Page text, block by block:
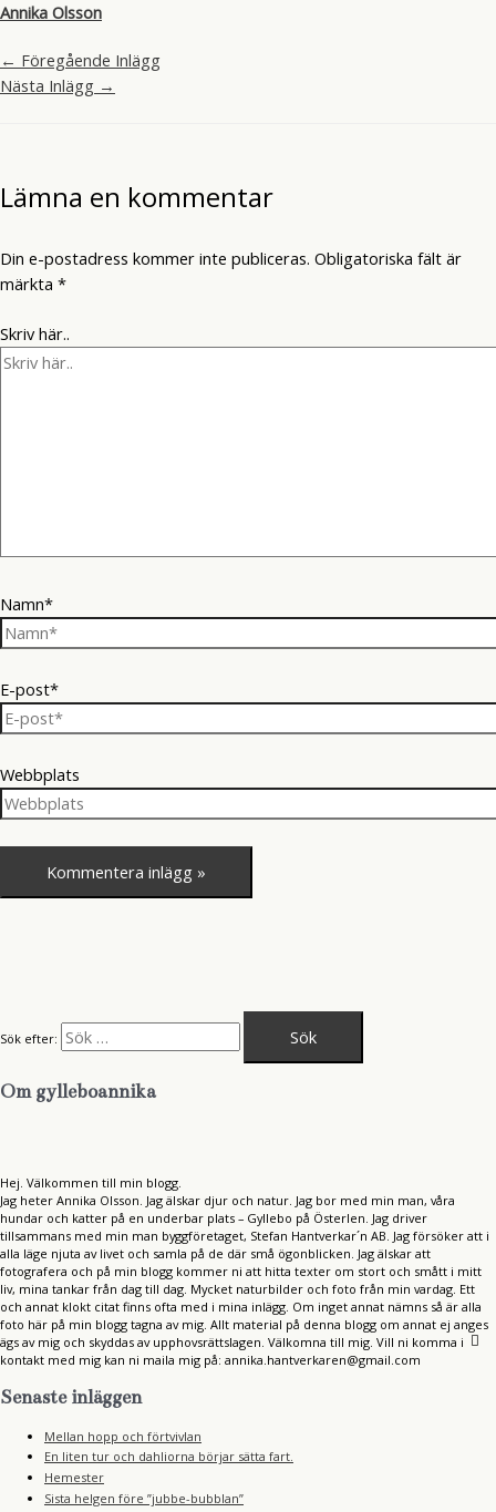
Annika Olsson
← Föregående Inlägg
Nästa Inlägg →
Lämna en kommentar
Din e-postadress kommer inte publiceras. Obligatoriska fält är
märkta *
Skriv här..
Namn*
E-post*
Webbplats
Sök efter:
Om gylleboannika
Hej. Välkommen till min blogg.
Jag heter Annika Olsson. Jag älskar djur och natur. Jag bor med min man, våra
hundar och katter på en underbar plats – Gyllebo på Österlen. Jag driver
tillsammans med min man byggföretaget, Stefan Hantverkar´n AB. Jag försöker att i
alla läge njuta av livet och samla på de där små ögonblicken. Jag älskar att
fotografera och på min blogg kommer ni att hitta texter om stort och smått i mitt
liv, mina tankar från dag till dag. Mycket naturbilder och foto från min vardag. Ett
och annat klokt citat finns ofta med i mina inlägg. Om inget annat nämns så är alla
foto här på min blogg tagna av mig. Allt material på denna blogg om annat ej anges
ägs av mig och skyddas av upphovsrättslagen. Välkomna till mig. Vill ni komma i
kontakt med mig kan ni maila mig på: annika.hantverkaren@gmail.com
Senaste inläggen
Mellan hopp och förtvivlan
En liten tur och dahliorna börjar sätta fart.
Hemester
Sista helgen före ”jubbe-bubblan”